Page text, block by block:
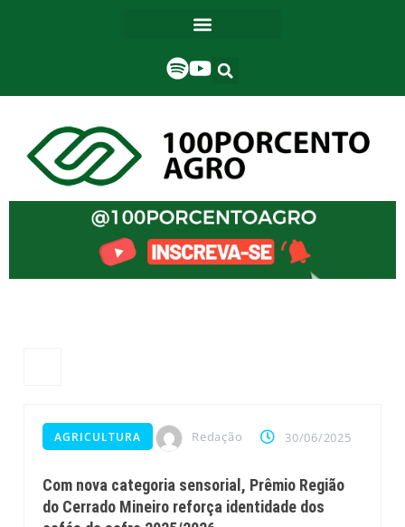
AGRICULTURA Redação 30/06/2025
Com nova categoria sensorial, Prêmio Região
do Cerrado Mineiro reforça identidade dos